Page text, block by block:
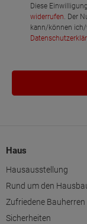
Diese
widerrufen. Der
kann/können
Haus
Hausausstellung
Rund um den
Zufriedene Bauherren
Sicherheiten